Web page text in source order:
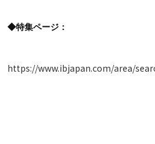
◆特集ページ：
https://www.ibjapan.com/area/